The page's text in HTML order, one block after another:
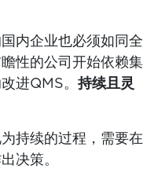
内企业也必须如同全
性的公司开始依赖集
进QMS。 持续且灵
持续的过程，需要在
决策。